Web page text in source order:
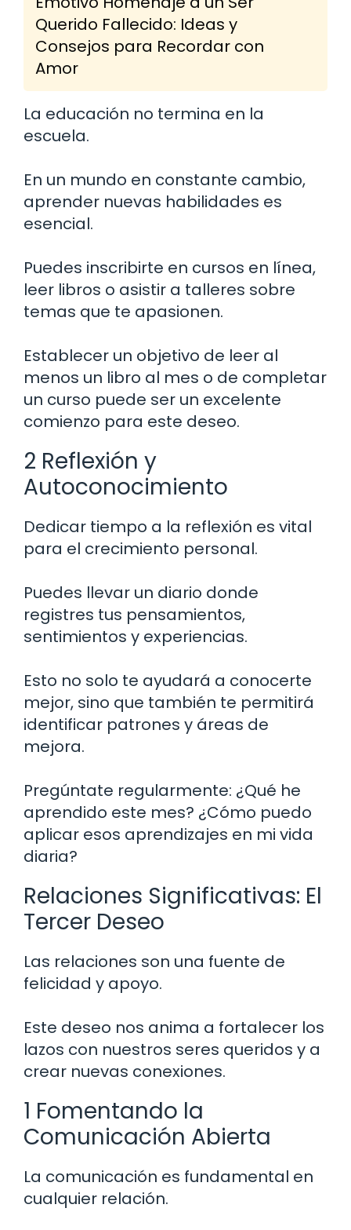
Querido Fallecido: Ideas y
Consejos para Recordar con
Amor
La educación no termina en la
escuela.
En un mundo en constante cambio,
aprender nuevas habilidades es
esencial.
Puedes inscribirte en cursos en línea,
leer libros o asistir a talleres sobre
temas que te apasionen.
Establecer un objetivo de leer al
menos un libro al mes o de completar
un curso puede ser un excelente
comienzo para este deseo.
2 Reflexión y
Autoconocimiento
Dedicar tiempo a la reflexión es vital
para el crecimiento personal.
Puedes llevar un diario donde
registres tus pensamientos,
sentimientos y experiencias.
Esto no solo te ayudará a conocerte
mejor, sino que también te permitirá
identificar patrones y áreas de
mejora.
Pregúntate regularmente: ¿Qué he
aprendido este mes? ¿Cómo puedo
aplicar esos aprendizajes en mi vida
diaria?
Relaciones Significativas: El
Tercer Deseo
Las relaciones son una fuente de
felicidad y apoyo.
Este deseo nos anima a fortalecer los
lazos con nuestros seres queridos y a
crear nuevas conexiones.
1 Fomentando la
Comunicación Abierta
La comunicación es fundamental en
cualquier relación.